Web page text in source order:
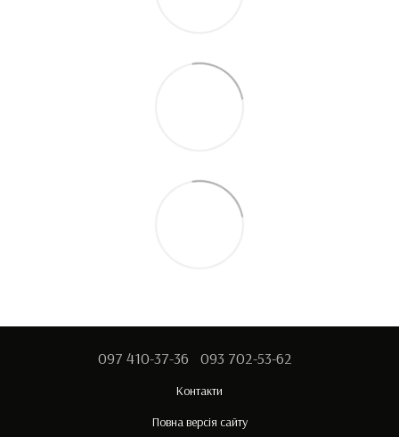
097 410-37-36 093 702-53-62
Контакти
Повна версія сайту